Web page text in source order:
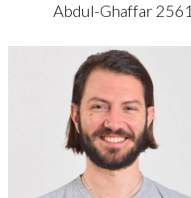
Abdul-Ghaffar 2561